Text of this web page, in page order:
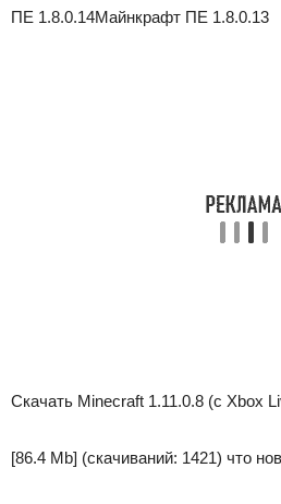
ПЕ 1.8.0.14Майнкрафт ПЕ 1.8.0.13
Скачать Minecraft 1.11.0.8 (с Xbox
[86.4 Mb] (cкачиваний: 1421) что